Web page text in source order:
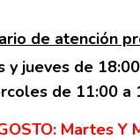
de atención
y jueves de
de 11:00 a
Martes Y